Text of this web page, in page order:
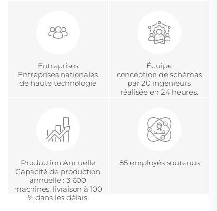
et ODM
métrologique.
Entreprises
Entreprises nationales
de haute technologie
Équipe
conception de schémas
par 20 ingénieurs
réalisée en 24 heures.
Production Annuelle
Capacité de production
annuelle : 3 600
machines, livraison à 100
% dans les délais.
85 employés soutenus